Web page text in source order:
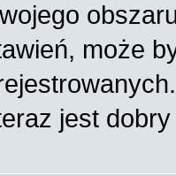
może
jest